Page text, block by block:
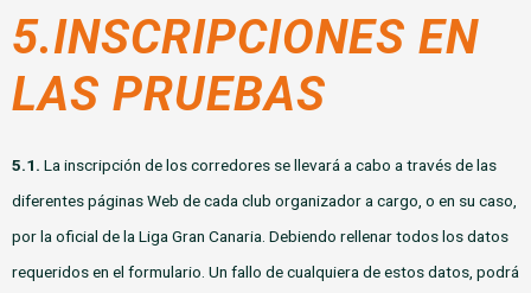
5.INSCRIPCIONES EN
LAS PRUEBAS
5.1. La inscripción de los corredores se llevará a cabo a través de las
diferentes páginas Web de cada club organizador a cargo, o en su caso,
por la oficial de la Liga Gran Canaria. Debiendo rellenar todos los datos
requeridos en el formulario. Un fallo de cualquiera de estos datos, podrá